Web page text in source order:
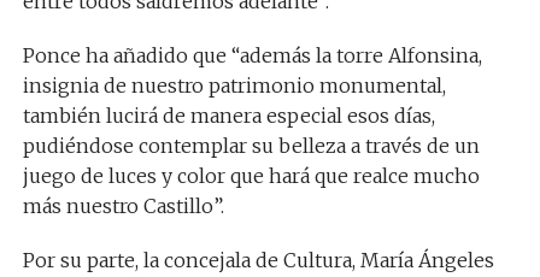
Ponce ha añadido que “además la torre Alfonsina,
insignia de nuestro patrimonio monumental,
también lucirá de manera especial esos días,
pudiéndose contemplar su belleza a través de un
juego de luces y color que hará que realce mucho
más nuestro Castillo”.
Por su parte, la concejala de Cultura, María Ángeles